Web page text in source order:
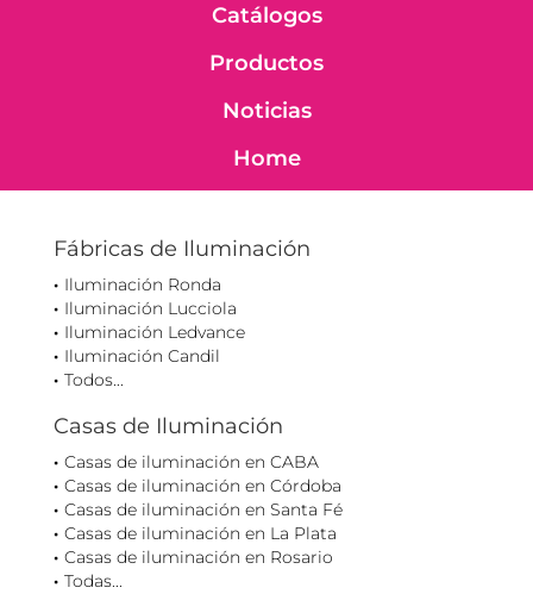
Catálogos
Productos
Noticias
Home
Fábricas de Iluminación
Iluminación Ronda
Iluminación Lucciola
Iluminación Ledvance
Iluminación Candil
Todos...
Casas de Iluminación
Casas de iluminación en CABA
Casas de iluminación en Córdoba
Casas de iluminación en Santa Fé
Casas de iluminación en La Plata
Casas de iluminación en Rosario
Todas...